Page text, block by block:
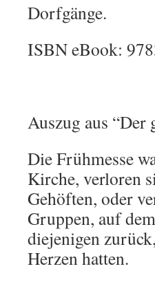
Dorfgänge.
ISBN eBook:
Auszug aus “Der
Die Frühmesse
Kirche, verloren
Gehöften, oder
Gruppen, auf
diejenigen
Herzen hatten.